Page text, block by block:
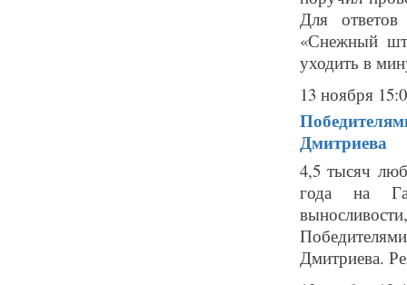
Для
«Снежный
уходить в
13 ноября
Дмитриева
4,5 тысяч
года на
Дмитриева.